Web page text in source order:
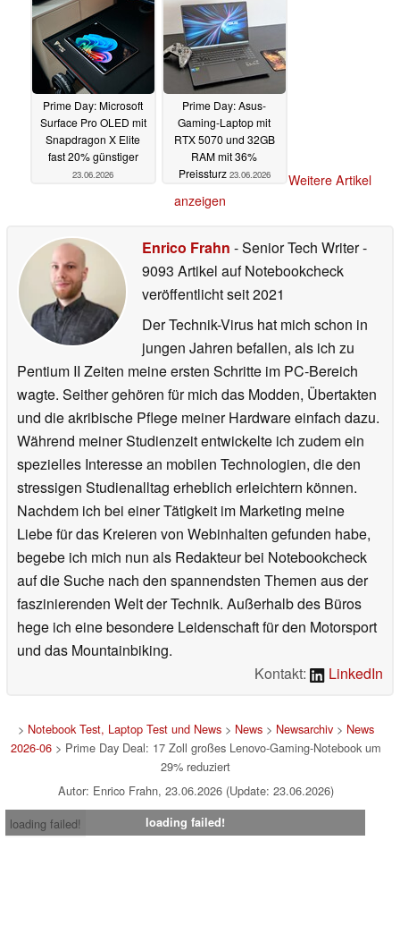
Prime Day: Microsoft
Surface Pro OLED mit
Snapdragon X Elite
fast 20% günstiger
23.06.2026
Prime Day: Asus-
Gaming-Laptop mit
RTX 5070 und 32GB
RAM mit 36%
Preissturz 23.06.2026
Weitere Artikel
anzeigen
Enrico Frahn - Senior Tech Writer-
9093 Artikel auf Notebookcheck
veröffentlichtseit 2021
Der Technik-Virus hat mich schon in
jungen Jahren befallen, als ich zu
Pentium II Zeiten meine ersten Schritte im PC-Bereich
wagte. Seither gehören für mich das Modden, Übertakten
und die akribische Pflege meiner Hardware einfach dazu.
Während meiner Studienzeit entwickelte ich zudem ein
spezielles Interesse an mobilen Technologien, die den
stressigen Studienalltag erheblich erleichtern können.
Nachdem ich bei einer Tätigkeit im Marketing meine
Liebe für das Kreieren von Webinhalten gefunden habe,
begebe ich mich nun als Redakteur bei Notebookcheck
auf die Suche nach den spannendsten Themen aus der
faszinierenden Welt der Technik. Außerhalb des Büros
hege ich eine besondere Leidenschaft für den Motorsport
und das Mountainbiking.
Kontakt:
LinkedIn
> Notebook Test, Laptop Test und News> News> Newsarchiv> News
2026-06> Prime Day Deal: 17 Zoll großes Lenovo-Gaming-Notebook um
29% reduziert
Autor: Enrico Frahn, 23.06.2026 (Update: 23.06.2026)
loading failed!
loading failed!